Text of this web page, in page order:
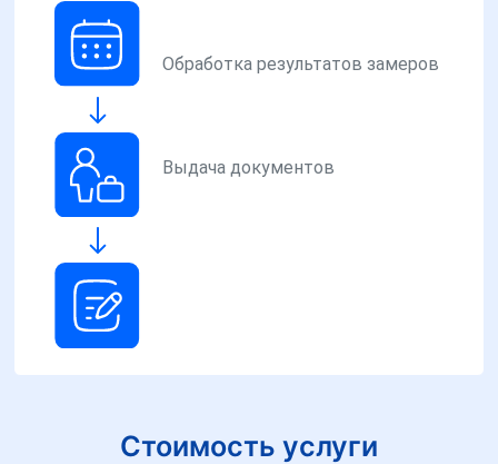
Обработка результатов замеров
Выдача документов
Стоимость услуги